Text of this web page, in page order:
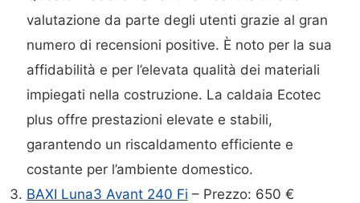
valutazione da parte degli utenti grazie al gran
numero di recensioni positive. È noto per la sua
affidabilità e per l’elevata qualità dei materiali
impiegati nella costruzione. La caldaia Ecotec
plus offre prestazioni elevate e stabili,
garantendo un riscaldamento efficiente e
costante per l’ambiente domestico.
BAXI Luna3 Avant 240 Fi – Prezzo: 650 €